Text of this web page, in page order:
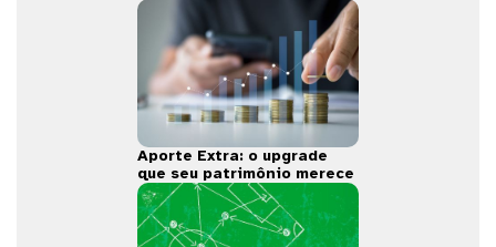
Aporte Extra: o upgrade
que seu patrimônio merece